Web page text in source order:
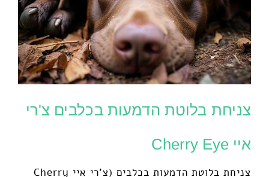
צניחת בלוטת הדמעות בכלבים צ'רי
איי Cherry Eye
צניחת בלוטת הדמעות בכלבים (צ'רי איי Cherry